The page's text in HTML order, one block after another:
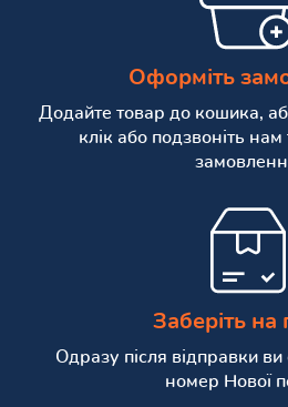
Оформіть
Додайте товар до кошика,
клік або подзвоніть
Заберіть на
Одразу після відправки ви
номер Нової